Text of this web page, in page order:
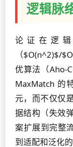
逻辑脉
论证在逻
（$O(n^2)$/
优算法（Aho-
MaxMatch 的
元，而不仅仅
据结构（失效
案扩展到完整
到适配和泛化